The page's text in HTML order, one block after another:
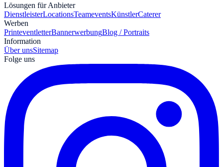
Lösungen für Anbieter
DienstleisterLocationsTeameventsKünstlerCaterer
Werben
PrinteventletterBannerwerbungBlog / Portraits
Information
Über unsSitemap
Folge uns